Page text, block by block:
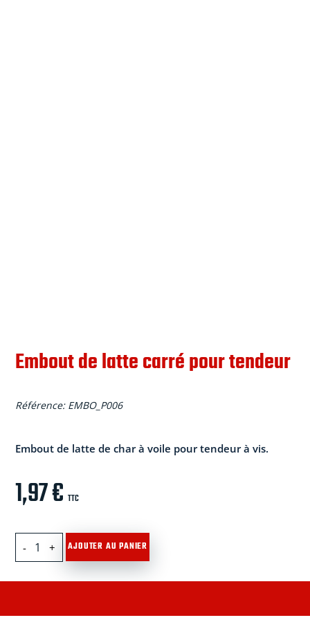
Embout de latte carré pour tendeur
Référence: EMBO_P006
Embout de latte de char à voile pour tendeur à vis.
1,97€ TTC
quantité
de
carré
AJOUTER AU PANIER